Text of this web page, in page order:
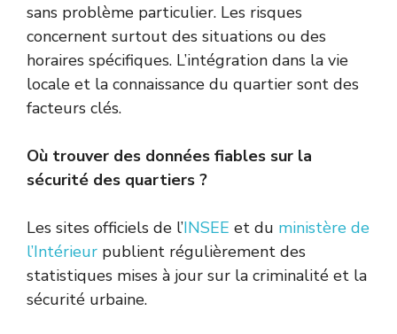
sans problème particulier. Les risques
concernent surtout des situations ou des
horaires spécifiques. L’intégration dans la vie
locale et la connaissance du quartier sont des
facteurs clés.
Où trouver des données fiables sur la
sécurité des quartiers ?
Les sites officiels de l’INSEE et du ministère de
l’Intérieur publient régulièrement des
statistiques mises à jour sur la criminalité et la
sécurité urbaine.